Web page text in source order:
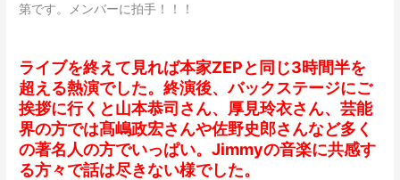
第です。メンバーに拍手！！！
ライブを終えて見れば本家ZEPと同じ3時間半を
超える熱演でした。終演後、バックステージにご
挨拶に行くと山本恭司さん、厚見玲衣さん、芸能
界の方では髙嶋政宏さんや佐野史郎さんなど多く
の著名人の方でいっぱい。Jimmyの音楽に共感す
る方々で話は尽きない様でした。